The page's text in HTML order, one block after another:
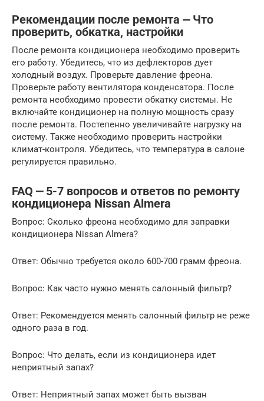
Рекомендации после ремонта ⎼ Что
проверить, обкатка, настройки
После ремонта кондиционера необходимо проверить
его работу. Убедитесь, что из дефлекторов дует
холодный воздух. Проверьте давление фреона.
Проверьте работу вентилятора конденсатора. После
ремонта необходимо провести обкатку системы. Не
включайте кондиционер на полную мощность сразу
после ремонта. Постепенно увеличивайте нагрузку на
систему. Также необходимо проверить настройки
климат-контроля. Убедитесь, что температура в салоне
регулируется правильно.
FAQ ⎼ 5-7 вопросов и ответов по ремонту
кондиционера Nissan Almera
Вопрос: Сколько фреона необходимо для заправки
кондиционера Nissan Almera?
Ответ: Обычно требуется около 600-700 грамм фреона.
Вопрос: Как часто нужно менять салонный фильтр?
Ответ: Рекомендуется менять салонный фильтр не реже
одного раза в год.
Вопрос: Что делать, если из кондиционера идет
неприятный запах?
Ответ: Неприятный запах может быть вызван